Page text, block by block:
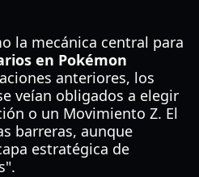
la mecánica central para
en Pokémon
anteriores, los
veían obligados a elegir
o un Movimiento Z. El
barreras, aunque
estratégica de